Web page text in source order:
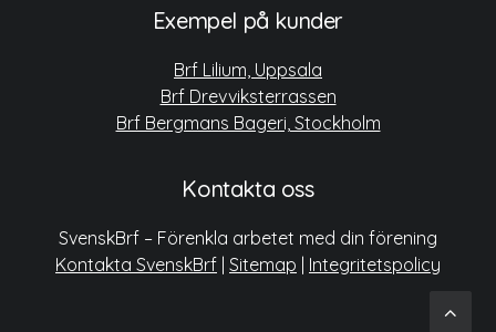
Exempel på kunder
Brf Lilium, Uppsala
Brf Drevviksterrassen
Brf Bergmans Bageri, Stockholm
Kontakta oss
SvenskBrf – Förenkla arbetet med din förening
Kontakta SvenskBrf Sitemap Integritetspolicy